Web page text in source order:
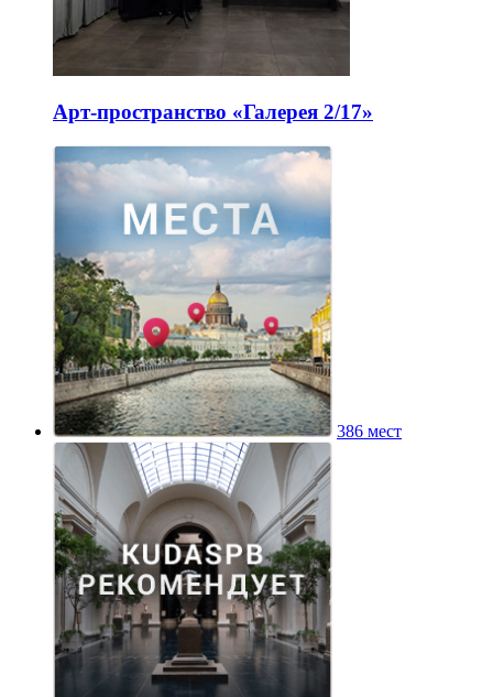
Арт-пространство «Галерея 2/17»
386 мест